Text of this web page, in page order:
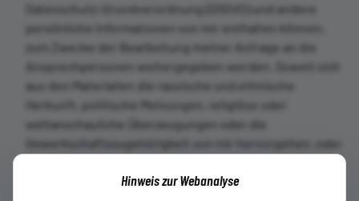
Datenschutz-Grundverordnung (DSGVO) und andere
persönliche Informationen von mir enthalten können,
zum Zwecke der Bearbeitung meiner Anfrage an die
Ansprechpersonen weitergegeben werden. Soweit sich
aus den Materialien die rassische und ethnische
Herkunft, politische Meinungen, religiöse oder
weltanschauliche Überzeugungen oder die
Gewerkschaftszugehörigkeit von mir hervorgehen, oder
Daten, Gesundheitsdaten oder Daten zum Sexualleben
Hinweis zur Webanalyse